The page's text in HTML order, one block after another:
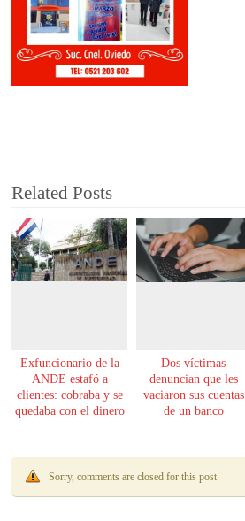
Related Posts
Exfuncionario de la
ANDE estafó a
clientes: cobraba y se
quedaba con el dinero
Dos víctimas
denuncian que les
vaciaron sus cuentas
de un banco
Sorry, comments are closed for this post